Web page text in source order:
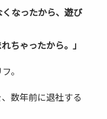
くなったから、遊び
ちゃったから。」
。
数年前に退社する